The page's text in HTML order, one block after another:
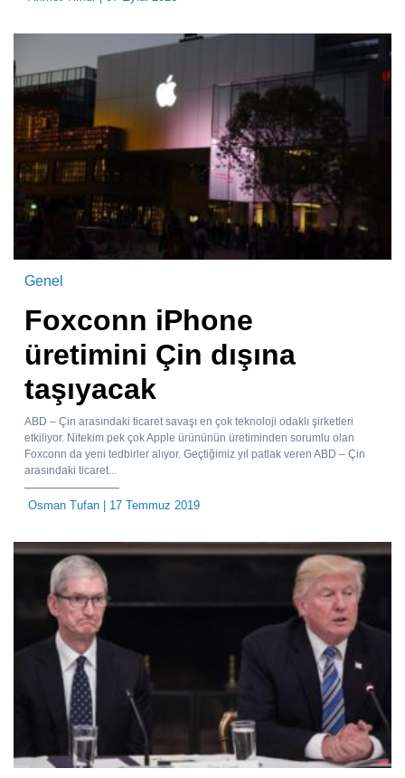
Genel
Foxconn iPhone
üretimini Çin dışına
taşıyacak
ABD – Çin arasındaki ticaret savaşı en çok teknoloji odaklı şirketleri
etkiliyor. Nitekim pek çok Apple ürününün üretiminden sorumlu olan
Foxconn da yeni tedbirler alıyor. Geçtiğimiz yıl patlak veren ABD – Çin
arasındaki ticaret...
Osman Tufan | 17 Temmuz 2019